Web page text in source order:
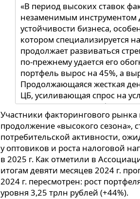
«В период высоких ставок
незаменимым инструментом
устойчивости бизнеса,
котором специализируется
продолжает развиваться
по-прежнему удается его
портфель вырос на 45%, а
Продолжающаяся жесткая
ЦБ, усиливающая спрос на
нами внутренняя цифровая
взаимодействия с
процессы дают основания
роста нам удастся
прокомментировалАлексей
партнер Global Factoring
Участники факторингового
продолжение «высокого сезона»,
потребительской активности,
у оптовиков и роста налоговой
в 2025 г. Как отметили в
итогам девяти месяцев 2024 г.
2024 г. пересмотрен: рост
уровня 3,25 трлн рублей (+44%).